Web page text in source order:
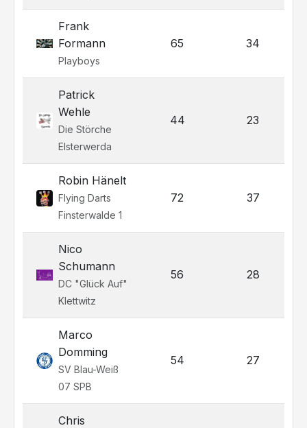
Frank
Formann
Playboys
65 34
Patrick
Wehle
Die Störche
Elsterwerda
44 23
Robin Hänelt
Flying Darts
Finsterwalde 1
72 37
Nico
Schumann
DC "Glück Auf"
Klettwitz
56 28
Marco
Domming
SV Blau-Weiß
07 SPB
54 27
Chris